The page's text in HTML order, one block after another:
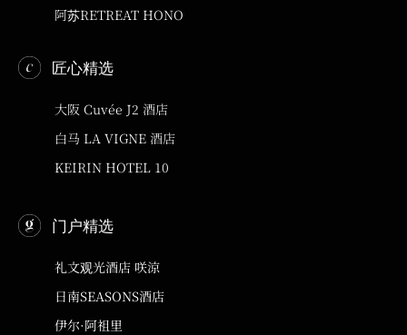
阿苏RETREAT HONO
匠心精选
大阪 Cuvée J2 酒店
白马 LA VIGNE 酒店
KEIRIN HOTEL 10
门户精选
礼文观光酒店 咲涼
日南SEASONS酒店
伊尔·阿祖里